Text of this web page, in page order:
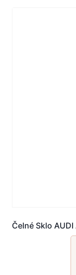
Čelné Sklo AUDI